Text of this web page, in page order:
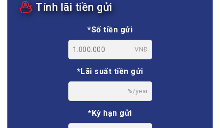
Tính lãi tiền gửi
*Số tiền gửi
VNĐ
*Lãi suất tiền gửi
%/year
*Kỳ hạn gửi